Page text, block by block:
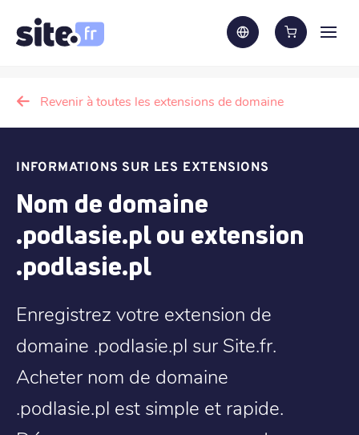
Revenir à toutes les extensions de domaine
INFORMATIONS SUR LES EXTENSIONS
Nom de domaine
.podlasie.pl ou extension
.podlasie.pl
Enregistrez votre extension de
domaine .podlasie.pl sur Site.fr.
Acheter nom de domaine
.podlasie.pl est simple et rapide.